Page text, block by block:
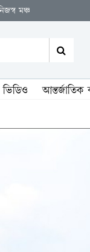
ভিডিও আন্তর্জাতিক